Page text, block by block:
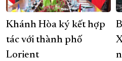
Khánh Hòa ký kết hợp
tác với thành phố
Lorient